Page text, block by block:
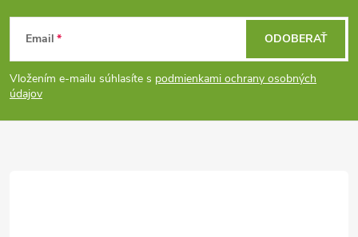
Z
á
p
Email
Vložením e-mailu súhlasíte s podmienkami ochrany osobných
údajov
ODOBERAŤ